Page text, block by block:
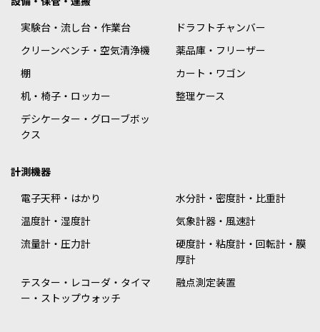
実験台・流し台・作業台
ドラフトチャンバー
クリーンベンチ・空気清浄機
薬品庫・フリーザー
棚
カート・ワゴン
机・椅子・ロッカー
整理ケース
デシケーター・グローブボッ
クス
計測機器
電子天秤・はかり
水分計・密度計・比重計
温度計・湿度計
気象計器・風速計
流量計・圧力計
硬度計・粘度計・回転計・膜
厚計
テスター・レコーダ・タイマ
ー・ストップウォッチ
融点測定装置